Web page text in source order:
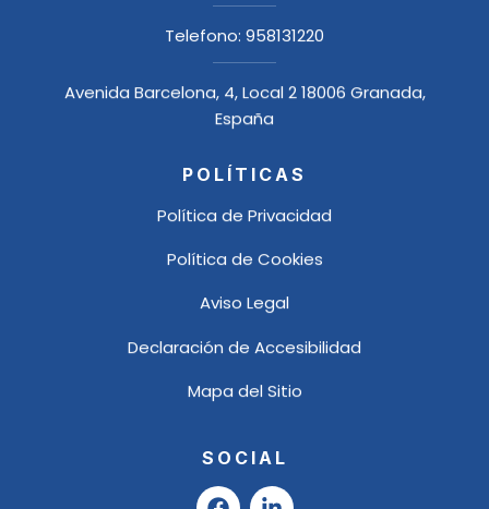
Telefono: 958131220
Avenida Barcelona, 4, Local 2 18006 Granada,
España
POLÍTICAS
Política de Privacidad
Política de Cookies
Aviso Legal
Declaración de Accesibilidad
Mapa del Sitio
SOCIAL
F
L